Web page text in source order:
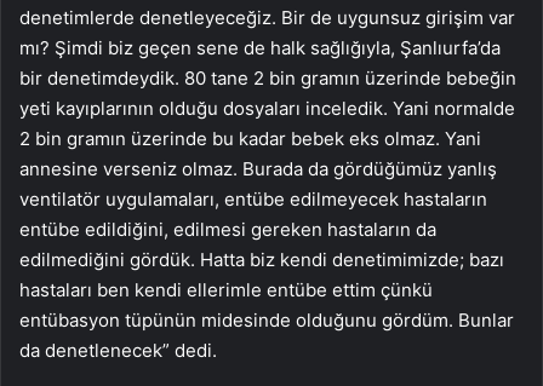
denetimlerde denetleyeceğiz. Bir de uygunsuz girişim var
mı? Şimdi biz geçen sene de halk sağlığıyla, Şanlıurfa’da
bir denetimdeydik. 80 tane 2 bin gramın üzerinde bebeğin
yeti kayıplarının olduğu dosyaları inceledik. Yani normalde
2 bin gramın üzerinde bu kadar bebek eks olmaz. Yani
annesine verseniz olmaz. Burada da gördüğümüz yanlış
ventilatör uygulamaları, entübe edilmeyecek hastaların
entübe edildiğini, edilmesi gereken hastaların da
edilmediğini gördük. Hatta biz kendi denetimimizde; bazı
hastaları ben kendi ellerimle entübe ettim çünkü
entübasyon tüpünün midesinde olduğunu gördüm. Bunlar
da denetlenecek” dedi.